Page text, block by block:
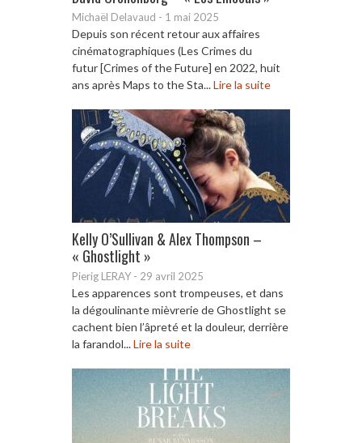
Michaël Delavaud - 1 mai 2025
Depuis son récent retour aux affaires
cinématographiques (Les Crimes du
futur [Crimes of the Future] en 2022, huit
ans après Maps to the Sta...Lire la suite
Kelly O’Sullivan & Alex Thompson –
« Ghostlight »
Pierig LERAY - 29 avril 2025
Les apparences sont trompeuses, et dans
la dégoulinante mièvrerie de Ghostlight se
cachent bien l’âpreté et la douleur, derrière
la farandol...Lire la suite